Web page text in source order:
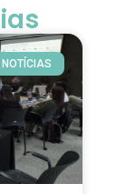
NOTÍCIAS